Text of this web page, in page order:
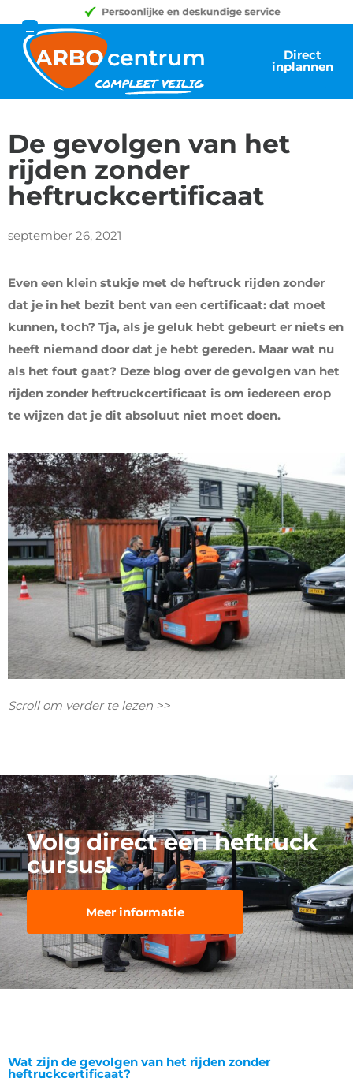
Direct
inplannen
De gevolgen van het
rijden zonder
heftruckcertificaat
september 26, 2021
Even een klein stukje met de heftruck rijden zonder
dat je in het bezit bent van een certificaat: dat moet
kunnen, toch? Tja, als je geluk hebt gebeurt er niets en
heeft niemand door dat je hebt gereden. Maar wat nu
als het fout gaat? Deze blog over de gevolgen van het
rijden zonder heftruckcertificaat is om iedereen erop
te wijzen dat je dit absoluut niet moet doen.
Scroll om verder te lezen >>
Volg direct een heftruck
cursus!
Meer informatie
Wat zijn de gevolgen van het rijden zonder
heftruckcertificaat?